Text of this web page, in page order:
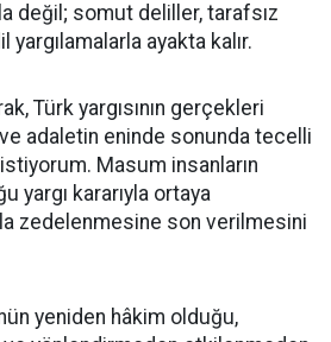
değil; somut deliller, tarafsız
ayakta kalır.
Türk yargısının gerçekleri
ve adaletin eninde sonunda tecelli
Masum insanların
yargı kararıyla ortaya
zedelenmesine son verilmesini
yeniden hâkim olduğu,